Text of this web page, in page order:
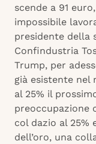
scende a 91
impossibile
presidente della
Confindustria
Trump, per
già esistente nel
al 25% il
preoccupazione
col dazio al 25%
dell’oro, una